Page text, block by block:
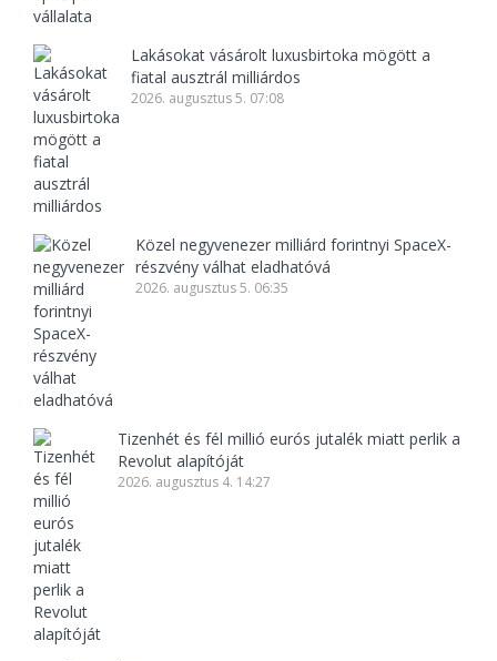
Lakásokat vásárolt luxusbirtoka mögött a
fiatal ausztrál milliárdos
2026. augusztus 5. 07:08
Közel negyvenezer milliárd forintnyi SpaceX-
részvény válhat eladhatóvá
2026. augusztus 5. 06:35
Tizenhét és fél millió eurós jutalék miatt perlik a
Revolut alapítóját
2026. augusztus 4. 14:27